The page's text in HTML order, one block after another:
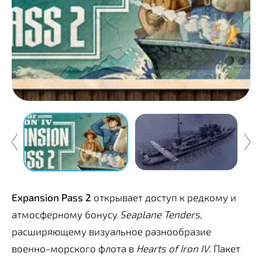
Expansion Pass 2 открывает доступ к редкому и
атмосферному бонусу Seaplane Tenders,
расширяющему визуальное разнообразие
военно-морского флота в Hearts of Iron IV. Пакет